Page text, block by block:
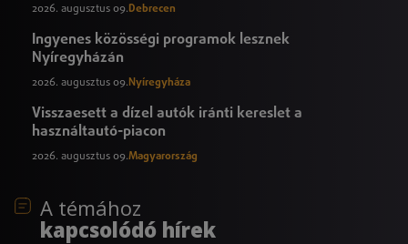
2026. augusztus 09.Debrecen
Ingyenes közösségi programok lesznek
Nyíregyházán
2026. augusztus 09. Nyíregyháza
Visszaesett a dízel autók iránti kereslet a
használtautó-piacon
2026. augusztus 09.Magyarország
A témához
kapcsolódó hírek